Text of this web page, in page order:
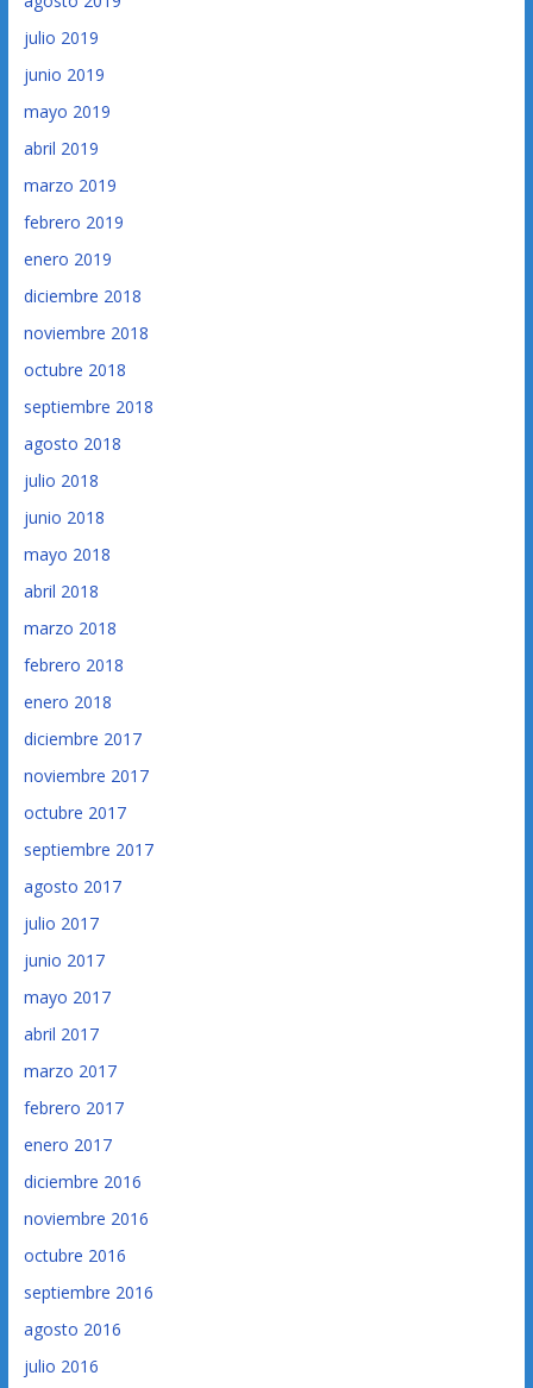
julio 2019
junio 2019
mayo 2019
abril 2019
marzo 2019
febrero 2019
enero 2019
diciembre 2018
noviembre 2018
octubre 2018
septiembre 2018
agosto 2018
julio 2018
junio 2018
mayo 2018
abril 2018
marzo 2018
febrero 2018
enero 2018
diciembre 2017
noviembre 2017
octubre 2017
septiembre 2017
agosto 2017
julio 2017
junio 2017
mayo 2017
abril 2017
marzo 2017
febrero 2017
enero 2017
diciembre 2016
noviembre 2016
octubre 2016
septiembre 2016
agosto 2016
julio 2016